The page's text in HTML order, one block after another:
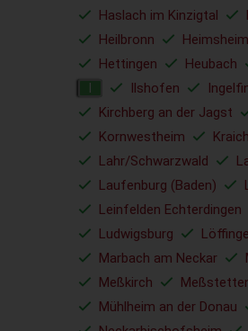
Haslach im Kinzigtal
Heilbronn
Heimsheim
Hettingen
Heubach
Ilshofen
Kirchberg an der Jagst
Kornwestheim
Lahr/Schwarzwald
Laufenburg (Baden)
Leinfelden Echterdingen
Ludwigsburg
Marbach am Neckar
Meßkirch
Mühlheim an der Donau